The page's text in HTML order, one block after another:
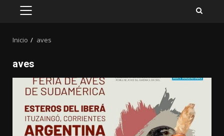
MENÚ
Inicio aves
aves